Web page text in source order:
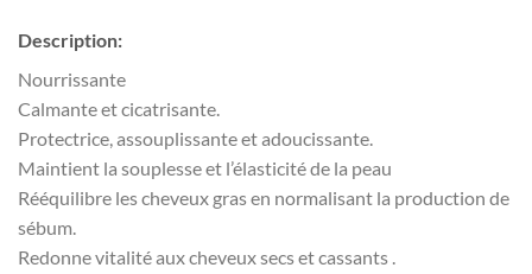
Description:
Nourrissante
Calmante et cicatrisante.
Protectrice, assouplissante et adoucissante.
Maintient la souplesse et l’élasticité de la peau
Rééquilibre les cheveux gras en normalisant la production de
sébum.
Redonne vitalité aux cheveux secs et cassants .